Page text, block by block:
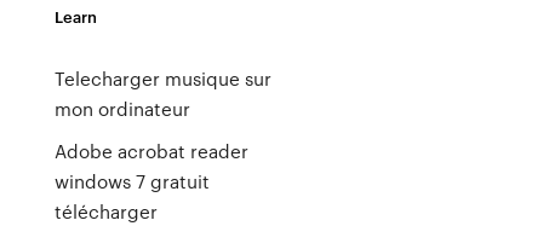
Learn
Telecharger musique sur
mon ordinateur
Adobe acrobat reader
windows 7 gratuit
télécharger